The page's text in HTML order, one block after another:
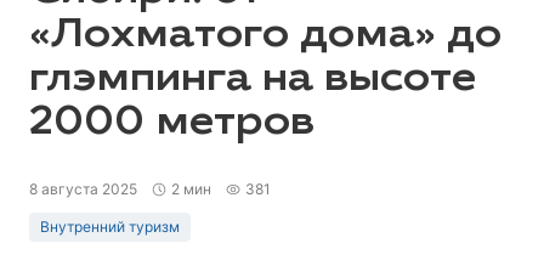
«Лохматого дома» до
глэмпинга на высоте
2000 метров
8 августа 2025 2 мин 381
Внутренний туризм